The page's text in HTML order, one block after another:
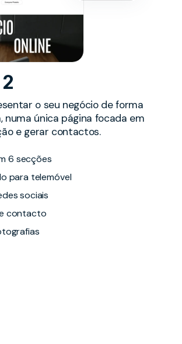
o seu negócio de forma
numa única página focada em
e gerar contactos.
6 secções
para telemóvel
sociais
contacto